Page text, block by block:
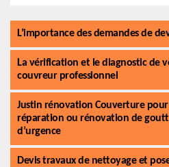
L’importance des demandes de
La vérification et le diagnostic de
couvreur professionnel
Justin rénovation Couverture
réparation ou rénovation de
d’urgence
Devis travaux de nettoyage et